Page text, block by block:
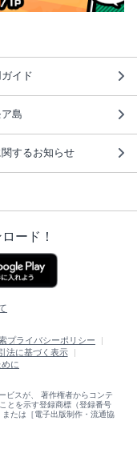
イド
島
するお知らせ
ード！
プライバシーポリシー
法に基づく表示
に
ビスが、 著作権者からコンテ
とを示す登録商標（登録番号
たは［電子出版制作・流通協